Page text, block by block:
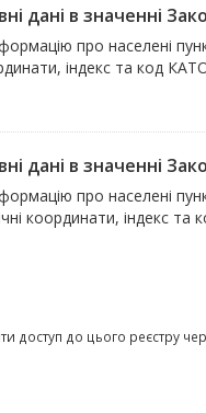
дані в значенні
про населені
індекс та код
дані в значенні
про населені
координати, індекс та
доступ до цього реєстру